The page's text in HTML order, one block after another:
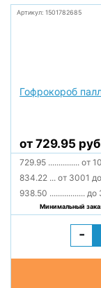
Артикул: 1501782685
Гофрокороб
от 729.95
729.95 ............... от
834.22 ... от 3001
938.50 ................. до
Минимальный
-